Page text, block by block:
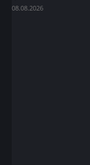
08.08.2026